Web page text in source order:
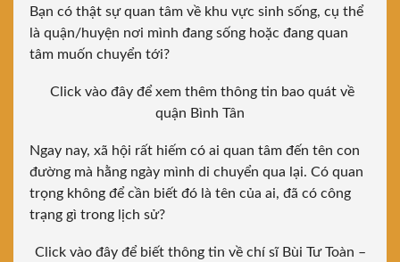
Bạn có thật sự quan tâm về khu vực sinh sống, cụ thể
là quận/huyện nơi mình đang sống hoặc đang quan
tâm muốn chuyển tới?
Click vào đây để xem thêm thông tin bao quát về
quận Bình Tân
Ngay nay, xã hội rất hiếm có ai quan tâm đến tên con
đường mà hằng ngày mình di chuyển qua lại. Có quan
trọng không để cần biết đó là tên của ai, đã có công
trạng gì trong lịch sử?
Click vào đây để biết thông tin về chí sĩ Bùi Tư Toàn –